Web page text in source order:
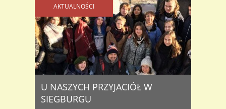
AKTUALNOŚCI
U NASZYCH PRZYJACIÓŁ W
SIEGBURGU